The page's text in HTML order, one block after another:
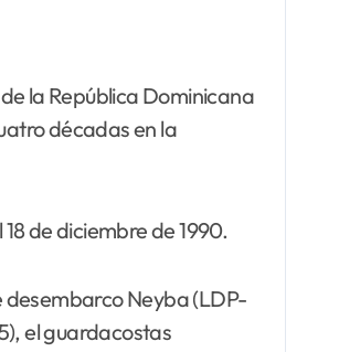
la República Dominicana
décadas en la
de diciembre de 1990.
desembarco Neyba (LDP-
el guardacostas